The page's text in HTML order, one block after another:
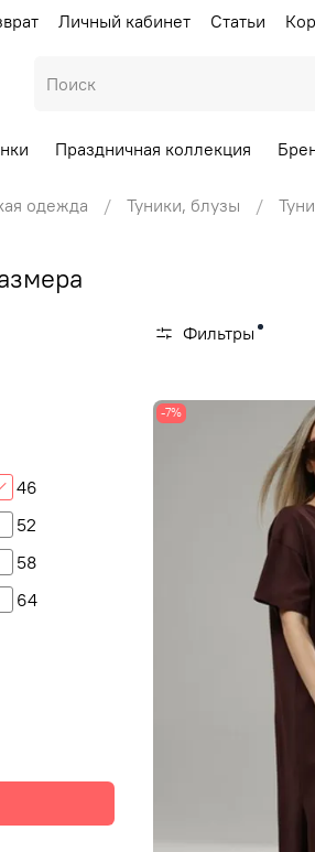
Личный кабинет Статьи
Праздничная коллекция
одежда Туники, блузы
Фильтры
-7%
46
52
58
64